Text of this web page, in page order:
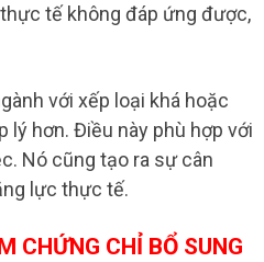
tế không đáp ứng được,
với xếp loại khá hoặc
lý hơn. Điều này phù hợp với
Nó cũng tạo ra sự cân
lực thực tế.
CHỨNG CHỈ BỔ SUNG